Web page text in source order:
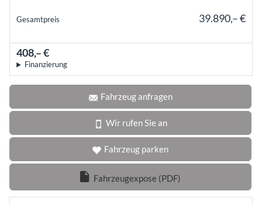
Gesamtpreis 39.890,– €
408,– €
Finanzierung
Fahrzeug anfragen
Wir rufen Sie an
Fahrzeug parken
Fahrzeugexpose (PDF)